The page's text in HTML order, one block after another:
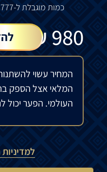
כמות מוגבלת ל-777 יחידות ברחבי העולם.
980
₪
המחיר עשוי
המלאי אצל הספק
העולמי. הפער יכול לנוע בין